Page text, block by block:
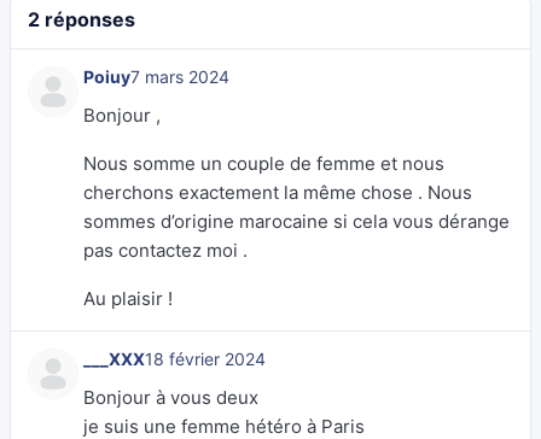
2 réponses
Poiuy7 mars 2024
Bonjour ,
Nous somme un couple de femme et nous
cherchons exactement la même chose . Nous
sommes d’origine marocaine si cela vous dérange
pas contactez moi .
Au plaisir !
___XXX18 février 2024
Bonjour à vous deux
je suis une femme hétéro à Paris